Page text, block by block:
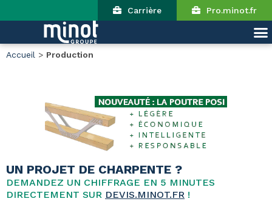
Carrière Pro.minot.fr
Accueil > Production
UN PROJET DE CHARPENTE ?
DEMANDEZ UN CHIFFRAGE EN 5 MINUTES
DIRECTEMENT SUR DEVIS.MINOT.FR !